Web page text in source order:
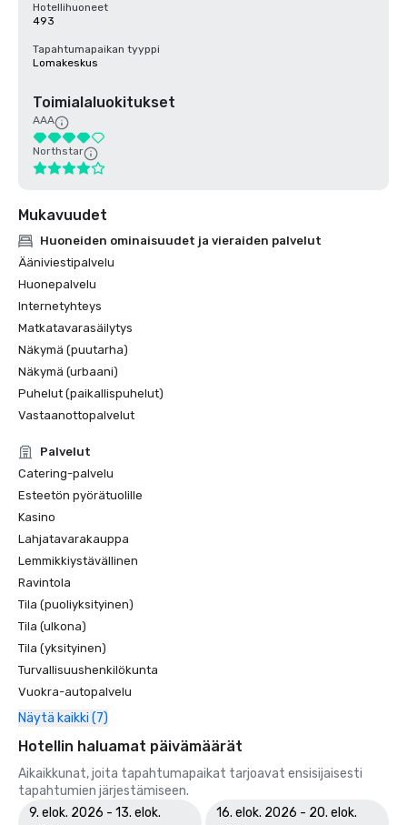
Hotellihuoneet
493
Tapahtumapaikan tyyppi
Lomakeskus
Toimialaluokitukset
AAA
Northstar
Mukavuudet
Huoneiden ominaisuudet ja vieraiden palvelut
Ääniviestipalvelu
Huonepalvelu
Internetyhteys
Matkatavarasäilytys
Näkymä (puutarha)
Näkymä (urbaani)
Puhelut (paikallispuhelut)
Vastaanottopalvelut
Palvelut
Catering-palvelu
Esteetön pyörätuolille
Kasino
Lahjatavarakauppa
Lemmikkiystävällinen
Ravintola
Tila (puoliyksityinen)
Tila (ulkona)
Tila (yksityinen)
Turvallisuushenkilökunta
Vuokra-autopalvelu
Näytä kaikki (7)
Hotellin haluamat päivämäärät
Aikaikkunat, joita tapahtumapaikat tarjoavat ensisijaisesti
tapahtumien järjestämiseen.
9. elok. 2026 - 13. elok.
16. elok. 2026 - 20. elok.